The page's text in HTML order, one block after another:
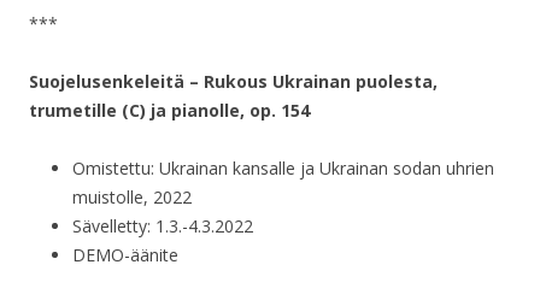
***
Suojelusenkeleitä – Rukous Ukrainan puolesta,
trumetille (C) ja pianolle, op. 154
Omistettu: Ukrainan kansalle ja Ukrainan sodan uhrien
muistolle, 2022
Sävelletty: 1.3.-4.3.2022
DEMO-äänite